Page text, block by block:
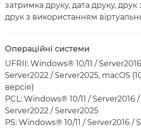
затримка друку, дата друку,
друк з використанням
Операційні системи
UFRII: Windows® 10/11 /
Server2022 / Server2025, macOS
версія)
PCL: Windows® 10/11 / Server2016
Server2022 / Server2025
PS: Windows® 10/11 / Server2016 /